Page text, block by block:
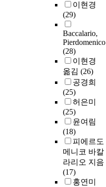
이현경
(29)
Baccalario,
Pierdomenico
(28)
이현경
옮김 (26)
공경희
(25)
허은미
(25)
윤여림
(18)
피에르도
메니코 바칼
라리오 지음
(17)
홍연미